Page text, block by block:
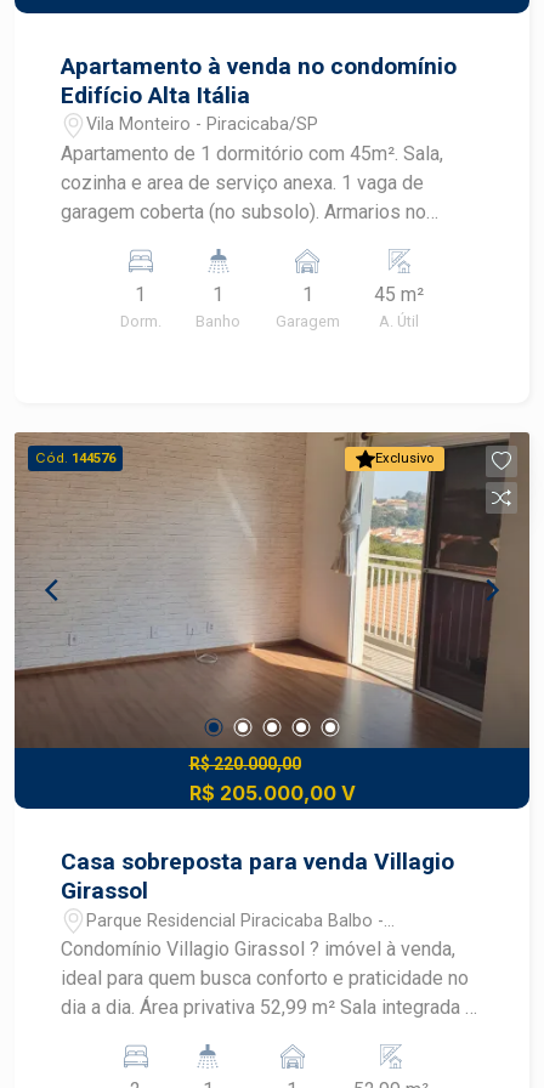
Apartamento à venda no condomínio
Edifício Alta Itália
Vila Monteiro - Piracicaba/SP
Apartamento de 1 dormitório com 45m². Sala,
cozinha e area de serviço anexa. 1 vaga de
garagem coberta (no subsolo). Armarios no
laminado. Banheiro com box. Ventilador de teo na
sala e quarto.
1
Dorm.
1
Banho
1
Garagem
45 m²
A. Útil
Exclusivo
Cód. 144576
R$ 220.000,00
R$ 205.000,00 V
Casa sobreposta para venda Villagio
Girassol
Parque Residencial Piracicaba Balbo -
Piracicaba/SP
Condomínio Villagio Girassol ? imóvel à venda,
ideal para quem busca conforto e praticidade no
dia a dia. Área privativa 52,99 m² Sala integrada à
fogão embutido 2 dormitórios (sendo 1 com